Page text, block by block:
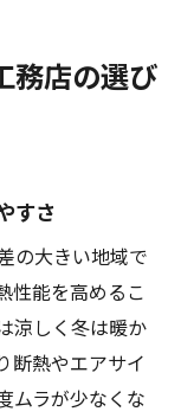
務店の選び
すさ
の大きい地域で
性能を高めるこ
涼しく冬は暖か
断熱やエアサイ
ムラが少なくな